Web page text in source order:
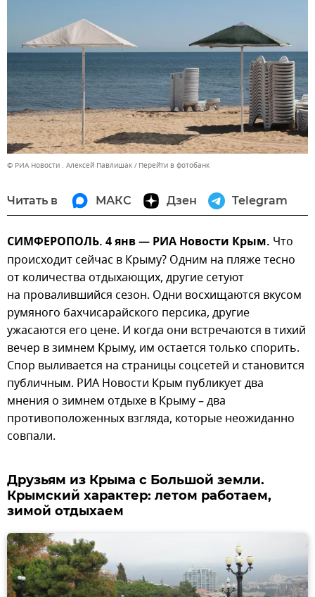
© РИА Новости . Алексей Павлишак Перейти в фотобанк
Читать в МАКС Дзен Telegram
СИМФЕРОПОЛЬ. 4 янв — РИА Новости Крым. Что
происходит сейчас в Крыму? Одним на пляже тесно
от количества отдыхающих, другие сетуют
на провалившийся сезон. Одни восхищаются вкусом
румяного бахчисарайского персика, другие
ужасаются его цене. И когда они встречаются в тихий
вечер в зимнем Крыму, им остается только спорить.
Спор выливается на страницы соцсетей и становится
публичным. РИА Новости Крым публикует два
мнения о зимнем отдыхе в Крыму – два
противоположенных взгляда, которые неожиданно
совпали.
Друзьям из Крыма с Большой земли.
Крымский характер: летом работаем,
зимой отдыхаем